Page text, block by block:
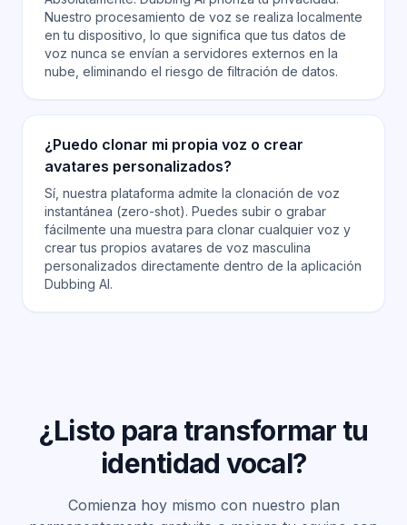
Nuestro procesamiento de voz se realiza localmente
en tu dispositivo, lo que significa que tus datos de
voz nunca se envían a servidores externos en la
nube, eliminando el riesgo de filtración de datos.
¿Puedo clonar mi propia voz o crear
avatares personalizados?
Sí, nuestra plataforma admite la clonación de voz
instantánea (zero-shot). Puedes subir o grabar
fácilmente una muestra para clonar cualquier voz y
crear tus propios avatares de voz masculina
personalizados directamente dentro de la aplicación
Dubbing AI.
¿Listo para transformar tu
identidad vocal?
Comienza hoy mismo con nuestro plan